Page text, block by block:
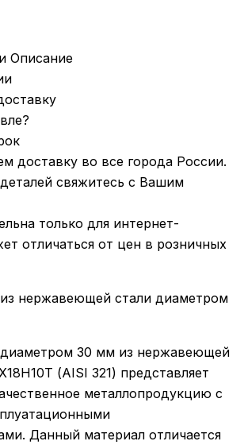
Описание
доставку во все города России.
свяжитесь с Вашим
только для интернет-
отличаться от цен в розничных
нержавеющей стали диаметром
30 мм из нержавеющей
(AISI 321) представляет
металлопродукцию с
Данный материал отличается